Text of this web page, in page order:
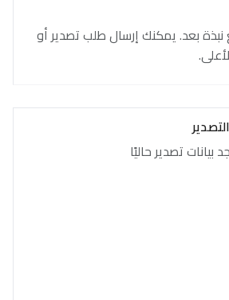
بعد. يمكنك إرسال طلب تصدير أو
بيانات تصدير حاليًا